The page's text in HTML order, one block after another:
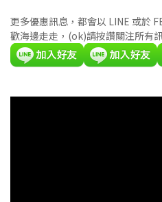
更多優惠訊息，都會以 LINE 或於
歡海邊走走，(ok)請按讚關注所有